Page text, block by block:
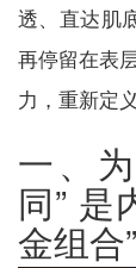
透、直达肌
再停留在表
力，重新定
一、
同” 是
金组合